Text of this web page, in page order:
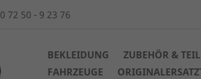
0 72 50 - 9 23 76
BEKLEIDUNG ZUBEHÖR &
FAHRZEUGE